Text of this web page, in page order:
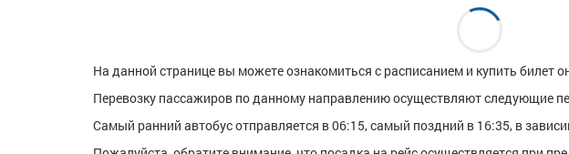
На данной странице вы можете ознакомиться с расписанием и купить билет
Перевозку пассажиров по данному направлению осуществляют следующие
Самый ранний автобус отправляется в 06:15, самый поздний в 16:35, в